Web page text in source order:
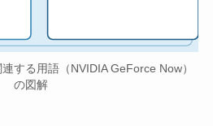
する用語（NVIDIA GeForce Now）
の図解